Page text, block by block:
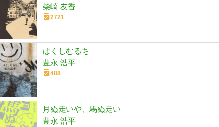
柴崎 友香
2721
はくしむるち
豊永 浩平
488
月ぬ走いや、馬ぬ走い
豊永 浩平